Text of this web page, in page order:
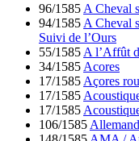
96/1585 A Cheval
94/1585 A Cheval
Suivi de l’Ours
55/1585 A l’Affût
34/1585 Acores
17/1585 Açores
17/1585
17/1585
106/1585 Allemand